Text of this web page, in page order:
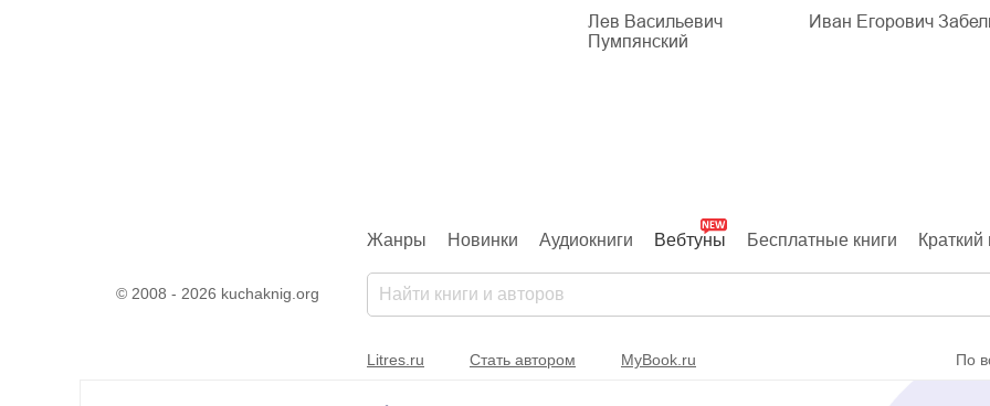
Лев Васильевич
Пумпянский
Иван Егорович
© 2008 - 2026 kuchaknig.org
Жанры Новинки Аудиокниги Вебтуны Бесплатные книги Краткий
Litres.ru Стать автором MyBook.ru По